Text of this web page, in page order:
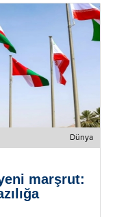
Dünya
marşrut: